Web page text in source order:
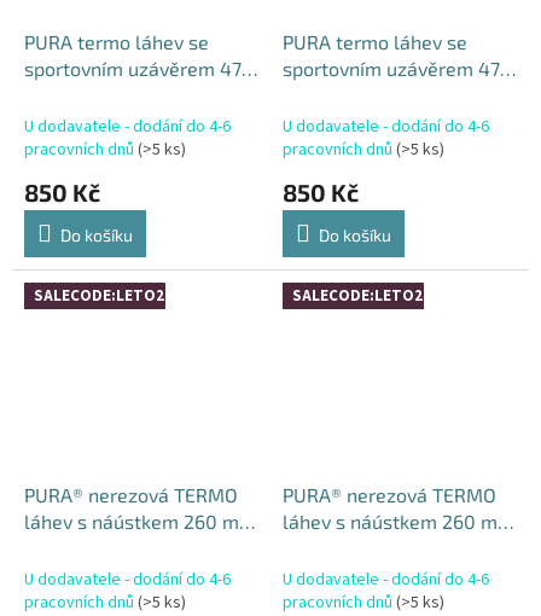
PURA termo láhev se
sportovním uzávěrem 475
U dodavatele - dodání do 4-6
pracovních dnů (>5 ks)
850 Kč
Do košíku
PURA termo láhev se
sportovním uzávěrem 475
U dodavatele - dodání do 4-6
pracovních dnů (>5 ks)
850 Kč
Do košíku
SALECODE:LETO26:4:%
PURA® nerezová TERMO
láhev s náústkem 260 ml
U dodavatele - dodání do 4-6
pracovních dnů (>5 ks)
SALECODE:LETO26:4:%
PURA® nerezová TERMO
láhev s náústkem 260 ml
U dodavatele - dodání do 4-6
pracovních dnů (>5 ks)